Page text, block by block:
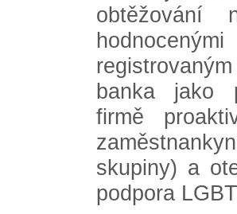
obtěžování
banka jako
firmě
skupiny) a
podpora